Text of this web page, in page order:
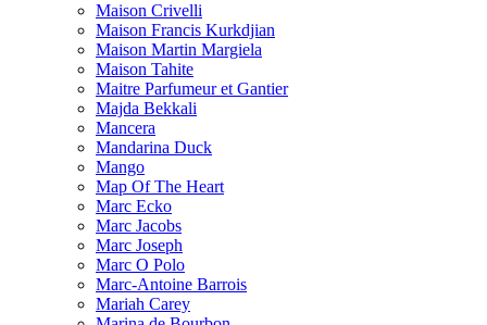
Maison Crivelli
Maison Francis Kurkdjian
Maison Martin Margiela
Maison Tahite
Maitre Parfumeur et Gantier
Majda Bekkali
Mancera
Mandarina Duck
Mango
Map Of The Heart
Marc Ecko
Marc Jacobs
Marc Joseph
Marc O Polo
Marc-Antoine Barrois
Mariah Carey